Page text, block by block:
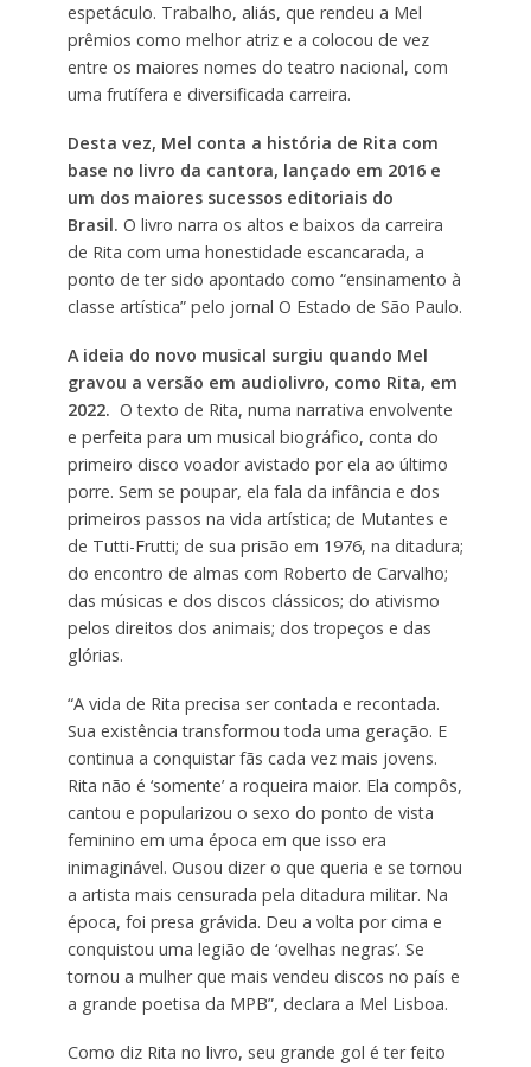
espetáculo. Trabalho, aliás, que rendeu a Mel
prêmios como melhor atriz e a colocou de vez
entre os maiores nomes do teatro nacional, com
uma frutífera e diversificada carreira.
Desta vez, Mel conta a história de Rita com
base no livro da cantora, lançado em 2016 e
um dos maiores sucessos editoriais do
Brasil. O livro narra os altos e baixos da carreira
de Rita com uma honestidade escancarada, a
ponto de ter sido apontado como “ensinamento à
classe artística” pelo jornal O Estado de São Paulo.
A ideia do novo musical surgiu quando Mel
gravou a versão em audiolivro, como Rita, em
2022. O texto de Rita, numa narrativa envolvente
e perfeita para um musical biográfico, conta do
primeiro disco voador avistado por ela ao último
porre. Sem se poupar, ela fala da infância e dos
primeiros passos na vida artística; de Mutantes e
de Tutti-Frutti; de sua prisão em 1976, na ditadura;
do encontro de almas com Roberto de Carvalho;
das músicas e dos discos clássicos; do ativismo
pelos direitos dos animais; dos tropeços e das
glórias.
“A vida de Rita precisa ser contada e recontada.
Sua existência transformou toda uma geração. E
continua a conquistar fãs cada vez mais jovens.
Rita não é ‘somente’ a roqueira maior. Ela compôs,
cantou e popularizou o sexo do ponto de vista
feminino em uma época em que isso era
inimaginável. Ousou dizer o que queria e se tornou
a artista mais censurada pela ditadura militar. Na
época, foi presa grávida. Deu a volta por cima e
conquistou uma legião de ‘ovelhas negras’. Se
tornou a mulher que mais vendeu discos no país e
a grande poetisa da MPB”, declara a Mel Lisboa.
Como diz Rita no livro, seu grande gol é ter feito